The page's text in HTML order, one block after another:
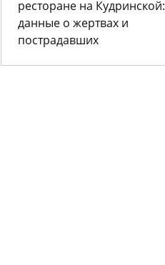
ресторане на Кудринской:
данные о жертвах и
пострадавших